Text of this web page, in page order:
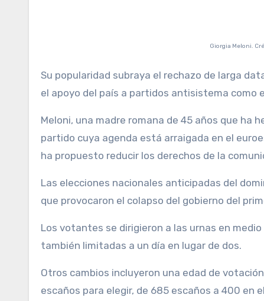
Giorgia Meloni.
Su popularidad subraya el rechazo de larga
el apoyo del país a partidos antisistema como
Meloni, una madre romana de 45 años que ha
partido cuya agenda está arraigada en el
ha propuesto reducir los derechos de la
Las elecciones nacionales anticipadas del
que provocaron el colapso del gobierno del
Los votantes se dirigieron a las urnas en
también limitadas a un día en lugar de dos.
Otros cambios incluyeron una edad de
escaños para elegir, de 685 escaños a 400 en